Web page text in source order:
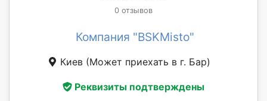
0 отзывов
Компания "BSKMisto"
Киев (Может приехать в г. Бар)
Реквизиты подтверждены